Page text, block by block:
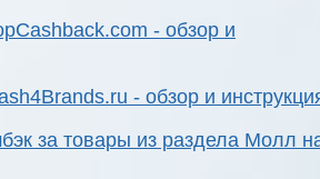
- обзор и
- обзор и
за товары из раздела Молл